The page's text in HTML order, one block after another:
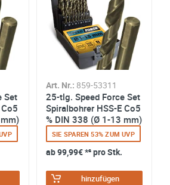
dass meine Angaben aus dem
zur Beantwortung meiner Anfrage
werden. Die Daten werden nach
Bearbeitung Ihrer Anfrage gelöscht. Sie
jederzeit für die Zukunft per E-
Informationen zum Umgang mit
Sie in unsererDatenschutzerklärung
Set
Art. Nr.: 859-53311
25-tlg. Speed Force Set
Spiralbohrer HSS-E Co5
% DIN 338 (Ø 1-13 mm)
SIE SPAREN 53% ZUM UVP
ab99,99€*² pro Stk.
hinzufügen